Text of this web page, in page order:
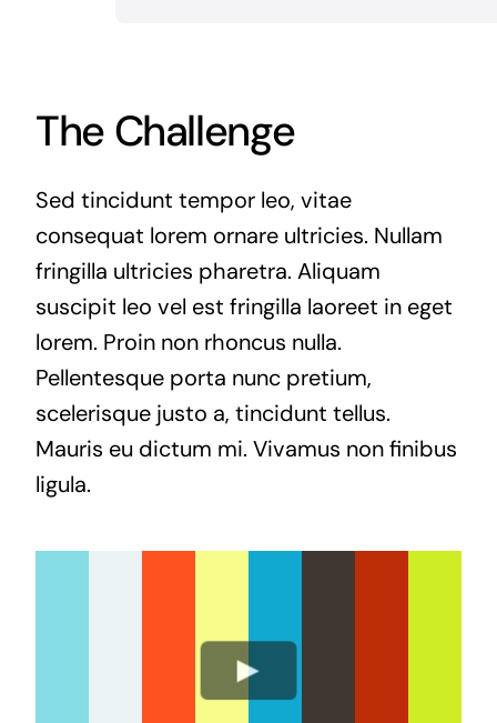
The Challenge
Sed tincidunt tempor leo, vitae
consequat lorem ornare ultricies. Nullam
fringilla ultricies pharetra. Aliquam
suscipit leo vel est fringilla laoreet in eget
lorem. Proin non rhoncus nulla.
Pellentesque porta nunc pretium,
scelerisque justo a, tincidunt tellus.
Mauris eu dictum mi. Vivamus non finibus
ligula.